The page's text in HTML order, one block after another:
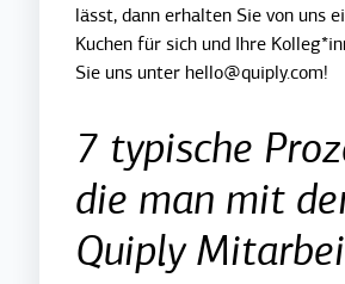
lässt, dann erhalten Sie von uns
Kuchen für sich und Ihre
Sie uns unter hello@quiply.com!
7 typische
die man mit
Quiply